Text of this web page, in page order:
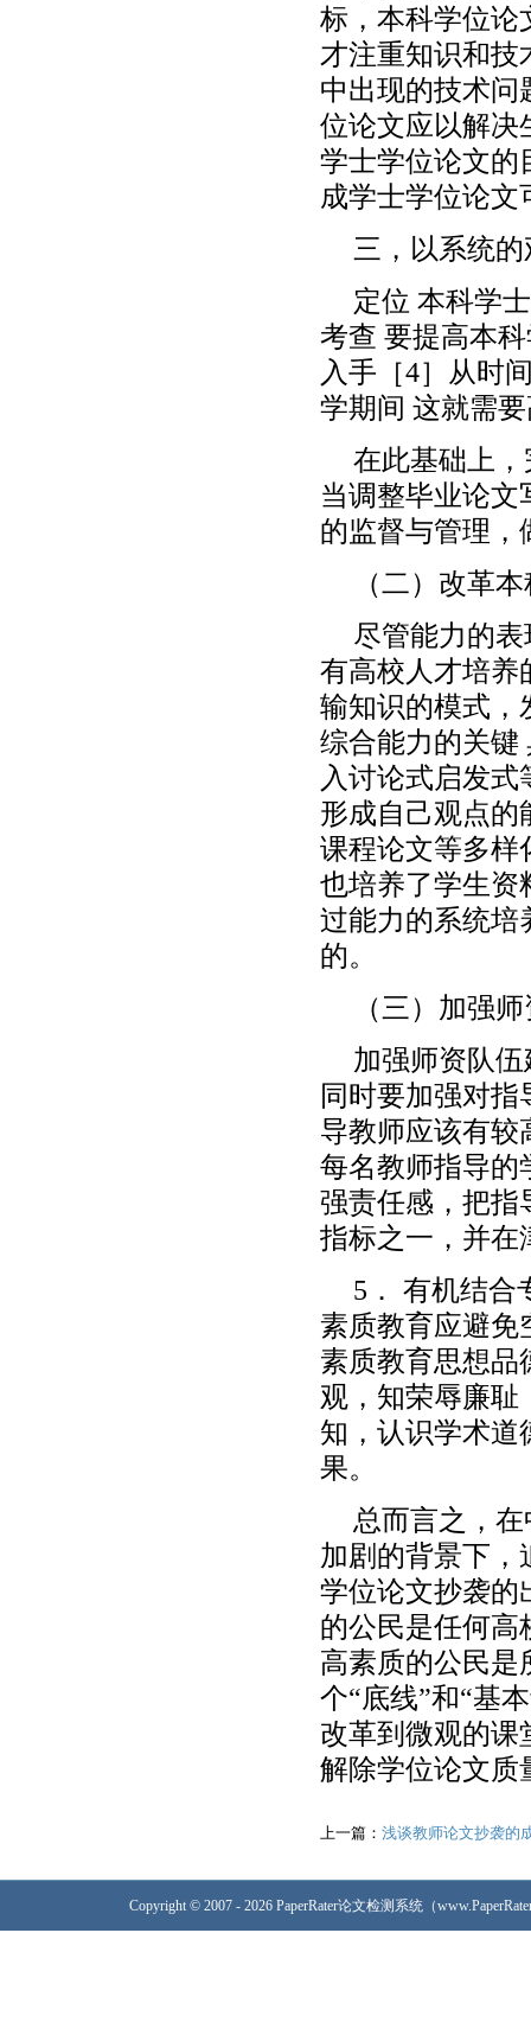
标，本科学位论
才注重知识和技
中出现的技术问
位论文应以解决
学士学位论文的
成学士学位论文
三，以系统
定位 本科学
考查 要提高本
入手［4］从时
学期间 这就需
在此基础上
当调整毕业论
的监督与管理，
（二）改革
尽管能力的
有高校人才培养
输知识的模式，
综合能力的关键
入讨论式启发
形成自己观点的
课程论文等多样
也培养了学生资
过能力的系统培
的。
（三）加强
加强师资队
同时要加强对
导教师应该有较
每名教师指导的
强责任感，把指
指标之一，并在
5． 有机结合
素质教育应避免
素质教育思想品
观，知荣辱廉耻
知，认识学术道
果。
总而言之，
加剧的背景下，
学位论文抄袭的
的公民是任何高
高素质的公民是
个“底线”和“基
改革到微观的课
解除学位论文质
上一篇： 浅谈教师论文抄袭的
Copyright © 2007 - 2026 PaperRater论文检测系统（